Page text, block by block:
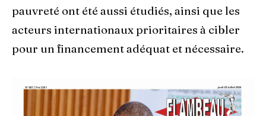
pauvreté ont été aussi étudiés, ainsi que les
acteurs internationaux prioritaires à cibler
pour un financement adéquat et nécessaire.